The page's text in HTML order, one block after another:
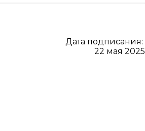
Дата подписания:
22 мая 2025